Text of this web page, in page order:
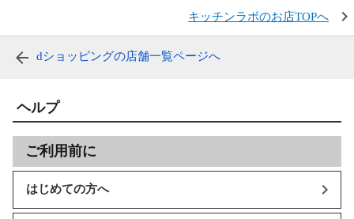
キッチンラボのお店TOPへ
dショッピングの店舗一覧ページへ
ヘルプ
ご利用前に
はじめての方へ